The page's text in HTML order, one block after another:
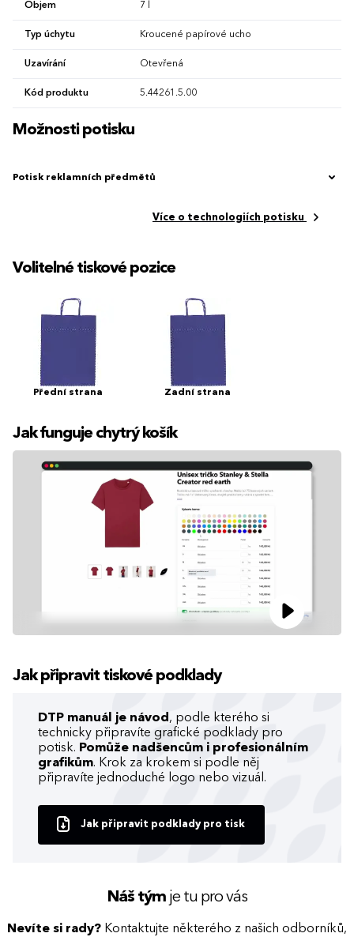
Objem 7 l
Typ úchytu Kroucené papírové ucho
Uzavírání Otevřená
Kód produktu 5.44261.5.00
Možnosti potisku
Potisk reklamních předmětů
Více o technologiích potisku
Volitelné tiskové pozice
Přední strana Zadní strana
Jak funguje chytrý košík
Jak připravit tiskové podklady
DTP manuál je návod , podle kterého si
technicky připravíte grafické podklady pro
potisk. Pomůže nadšencům i profesionálním
grafikům. Krok za krokem si podle něj
připravíte jednoduché logo nebo vizuál.
Jak připravit podklady pro tisk
Náš týmje tu pro vás
Nevíte si rady? Kontaktujte některého z našich odborníků,